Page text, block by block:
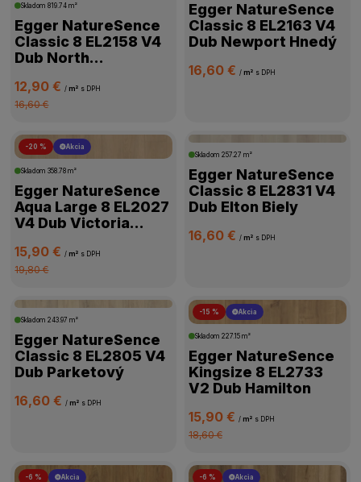
CENA
TRIEDA ZÁŤAŽE
VODEODOLNOSŤ
HRÚBKA PODLAHY
VHODNÁ NA PODLAHOVÉ KÚRENIE
KOLEKCIA
INTEGROVANÁ PODLOŽKA
Skladom819.74 m²
Egger NatureSence
Classic 8 EL2158 V4
Dub North
12,90 €/ m² s DPH
16,60 €
Egger NatureSence
Classic 8 EL2163 V4
Dub Newport Hnedý
16,60 € / m² s DPH
-20 % Akcia
Skladom358.78 m²
Egger NatureSence
Aqua Large 8 EL2027
V4 Dub Victoria
15,90 €/ m² s DPH
19,80 €
Skladom 257.27 m²
Egger NatureSence
Classic 8 EL2831 V4
Dub Elton Biely
16,60 € / m² s DPH
Skladom243.97 m²
Egger NatureSence
Classic 8 EL2805 V4
Dub Parketový
16,60 €/ m² s DPH
-15 % Akcia
Skladom 227.15 m²
Egger NatureSence
Kingsize 8 EL2733
V2 Dub Hamilton
15,90 € / m² s DPH
18,60 €
-6 % Akcia -6 % Akcia